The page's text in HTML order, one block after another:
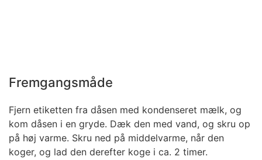
Fremgangsmåde
Fjern etiketten fra dåsen med kondenseret mælk, og
kom dåsen i en gryde. Dæk den med vand, og skru op
på høj varme. Skru ned på middelvarme, når den
koger, og lad den derefter koge i ca. 2 timer.